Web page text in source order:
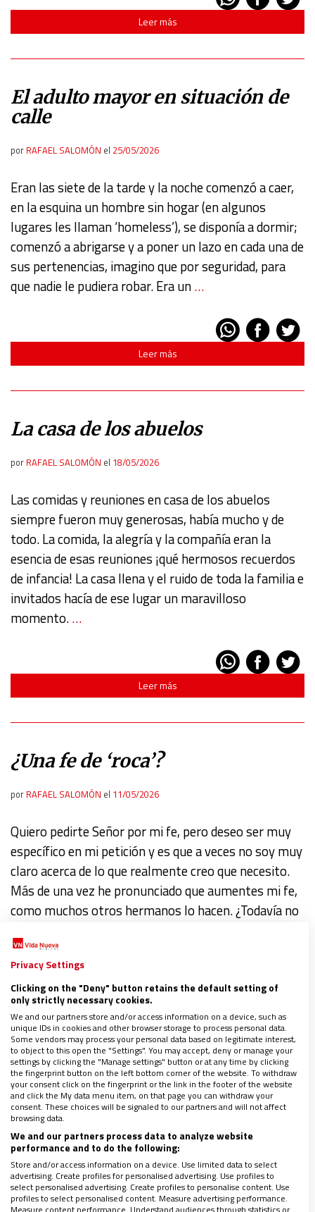
Leer más
El adulto mayor en situación de
calle
por RAFAEL SALOMÓN el 25/05/2026
Eran las siete de la tarde y la noche comenzó a caer,
en la esquina un hombre sin hogar (en algunos
lugares les llaman ‘homeless’), se disponía a dormir;
comenzó a abrigarse y a poner un lazo en cada una de
sus pertenencias, imagino que por seguridad, para
que nadie le pudiera robar. Era un…
Leer más
La casa de los abuelos
por RAFAEL SALOMÓN el 18/05/2026
Las comidas y reuniones en casa de los abuelos
siempre fueron muy generosas, había mucho y de
todo. La comida, la alegría y la compañía eran la
esencia de esas reuniones ¡qué hermosos recuerdos
de infancia! La casa llena y el ruido de toda la familia e
invitados hacía de ese lugar un maravilloso
momento.…
Leer más
¿Una fe de ‘roca’?
por RAFAEL SALOMÓN el 11/05/2026
Quiero pedirte Señor por mi fe, pero deseo ser muy
específico en mi petición y es que a veces no soy muy
claro acerca de lo que realmente creo que necesito.
Más de una vez he pronunciado que aumentes mi fe,
como muchos otros hermanos lo hacen. ¿Todavía no
Leer más
Vivir una ‘doble vida’
porRAFAEL SALOMÓNel04/05/2026
Todos conocemos historias donde la infidelidad acaba
con la familia, la confianza y el amor. Son acciones
que llevan a hombres y mujeres a vivir una aventura,
algo que parece divertido y clandestino pero que
Privacy Settings
Clicking on the "Deny" button retains the default setting of
only strictly necessary cookies.
We and our partners store and/or access information on a device, such as
unique IDs in cookies and other browser storage to process personal data.
Some vendors may process your personal data based on legitimate interest,
to object to this open the "Settings". You may accept, deny or manage your
settings by clicking the "Manage settings" button or at any time by clicking
the fingerprint button on the left bottom corner of the website. To withdraw
your consent click on the fingerprint or the link in the footer of the website
and click the My data menu item, on that page you can withdraw your
consent. These choices will be signaled to our partners and will not affect
browsing data.
We and our partners process data to analyze website
performance and to do the following:
Store and/or access information on a device. Use limited data to select
advertising. Create profiles for personalised advertising. Use profiles to
select personalised advertising. Create profiles to personalise content. Use
profiles to select personalised content. Measure advertising performance.
Measure content performance. Understand audiences through statistics or